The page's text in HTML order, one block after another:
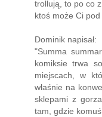
trollują, to po co
ktoś może Ci
Dominik napisał:
"Summa
komiksie trwa
miejscach, w
właśnie na
sklepami z
tam, gdzie